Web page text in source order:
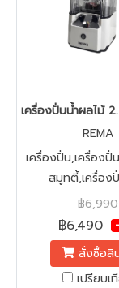
เครื่องปั่นน้ำผลไม้
REMA
เครื่องปั่น,เครื่องปั่
สมูทตี้,เครื่อง
หนัก,อุปกรณ์ปั่นผ
ไฟฟ้า,อุปกรณ์ในครั
นกาแฟ
฿6,990
฿6,490
สั่งซื้อสิ
เปรียบเ